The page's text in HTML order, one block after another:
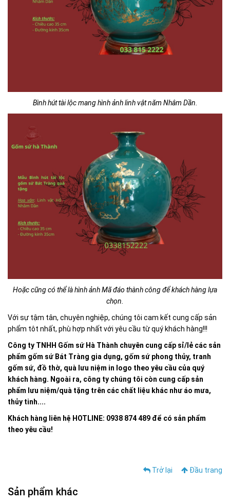
Bình hút tài lộc mang hình ảnh linh vật năm Nhâm Dần.
Hoặc cũng có thể là hình ảnh Mã đáo thành công để khách hàng lựa
chọn.
Với sự tậm tân, chuyên nghiệp, chúng tôi cam kết cung cấp sản
phẩm tôt nhất, phù hợp nhất với yêu cầu từ quý khách hàng!!!
Công ty TNHH Gốm sứ Hà Thành chuyên cung cấp sỉ/lẻ các sản
phẩm gốm sứ Bát Tràng gia dụng, gốm sứ phong thủy, tranh
gốm sứ, đồ thờ, quà lưu niệm in logo theo yêu cầu của quý
khách hàng. Ngoài ra, công ty chúng tôi còn cung cấp sản
phẩm lưu niệm/quà tặng trên các chất liệu khác như áo mưa,
thủy tinh....
Khách hàng liên hệ HOTLINE: 0938 874 489 để có sản phẩm
theo yêu cầu!
Trở lại Đầu trang
Sản phẩm khác